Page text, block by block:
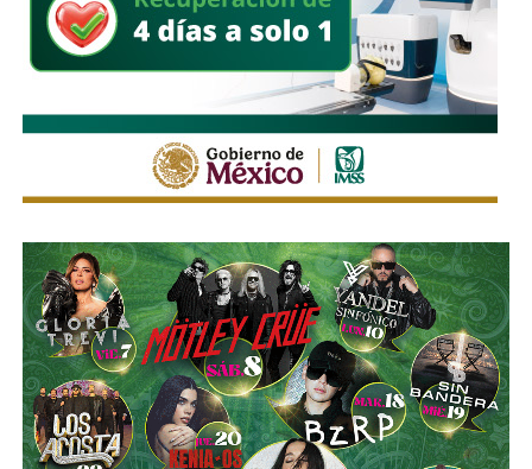
Con la reforma aprobada, el marco regulatorio estatal
seguridad de quienes utilizan motocicletas y
atendiendo principios y estándares
seguridad vial.
La utilización de luces encendidas de manera permanente
y de elementos luminosos o reflejantes permitirá facilitar
la identificación de estos vehículos por parte de los
demás conductores, particularmente durante la noche, en
zonas con poca iluminación o ante condiciones que
reduzcan la visibilidad.